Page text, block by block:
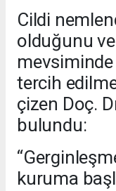
Cildi
olduğunu
tercih
çizen Doç.
bulundu:
kuruma